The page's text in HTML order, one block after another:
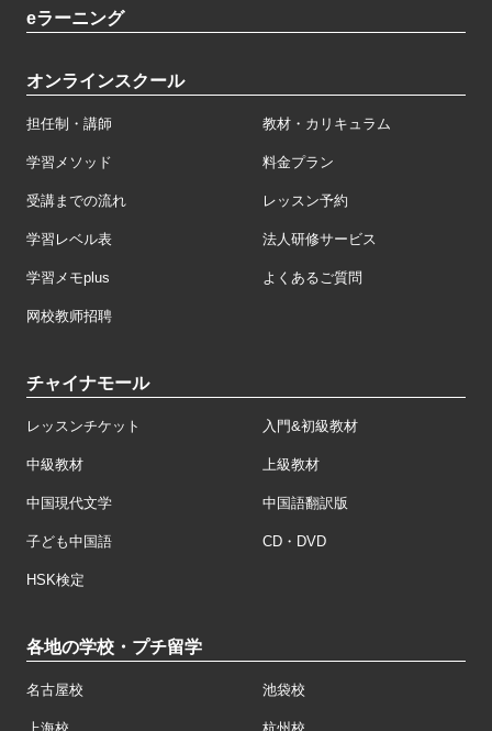
eラーニング
オンラインスクール
担任制・講師 教材・カリキュラム
学習メソッド 料金プラン
受講までの流れ レッスン予約
学習レベル表 法人研修サービス
学習メモplus よくあるご質問
网校教师招聘
チャイナモール
レッスンチケット 入門&初級教材
中級教材 上級教材
中国現代文学 中国語翻訳版
子ども中国語 CD・DVD
HSK検定
各地の学校・プチ留学
名古屋校 池袋校